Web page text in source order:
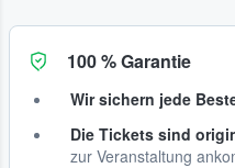
100 % Garantie
Wir sichern jede
Die Tickets sind
zur Veranstaltung